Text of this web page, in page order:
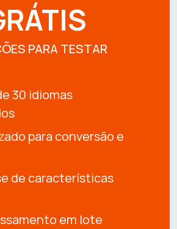
PARA TESTAR
30 idiomas
para conversão e
de características
em lote